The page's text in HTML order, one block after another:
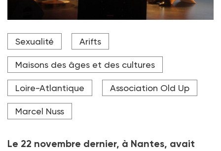
Sexualité Arifts
Maisons des âges et des cultures
Loire-Atlantique Association Old Up
Marcel Nuss
Le 22 novembre dernier, à Nantes, avait